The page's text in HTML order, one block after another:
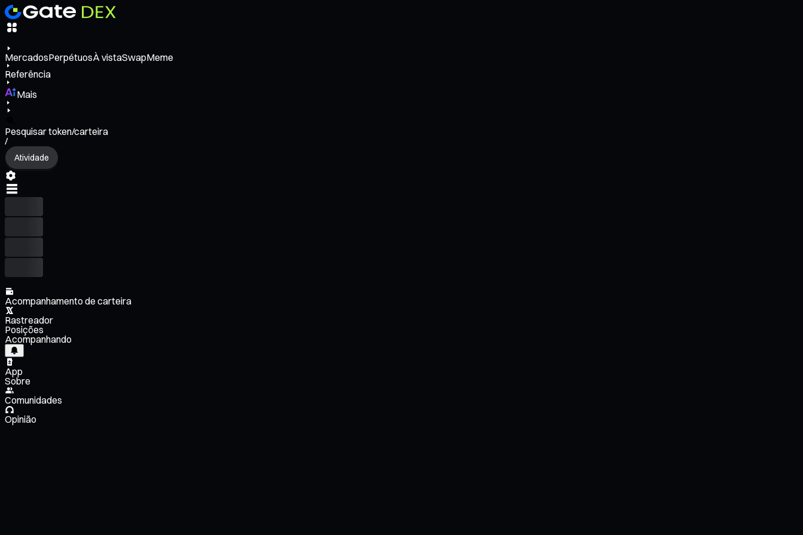
MercadosPerpétuosÀ vistaSwapMeme
Referência
Mais
Pesquisar token/carteira
/
Atividade
Acompanhamento de carteira
Rastreador
Posições
Acompanhando
App
Sobre
Comunidades
Opinião